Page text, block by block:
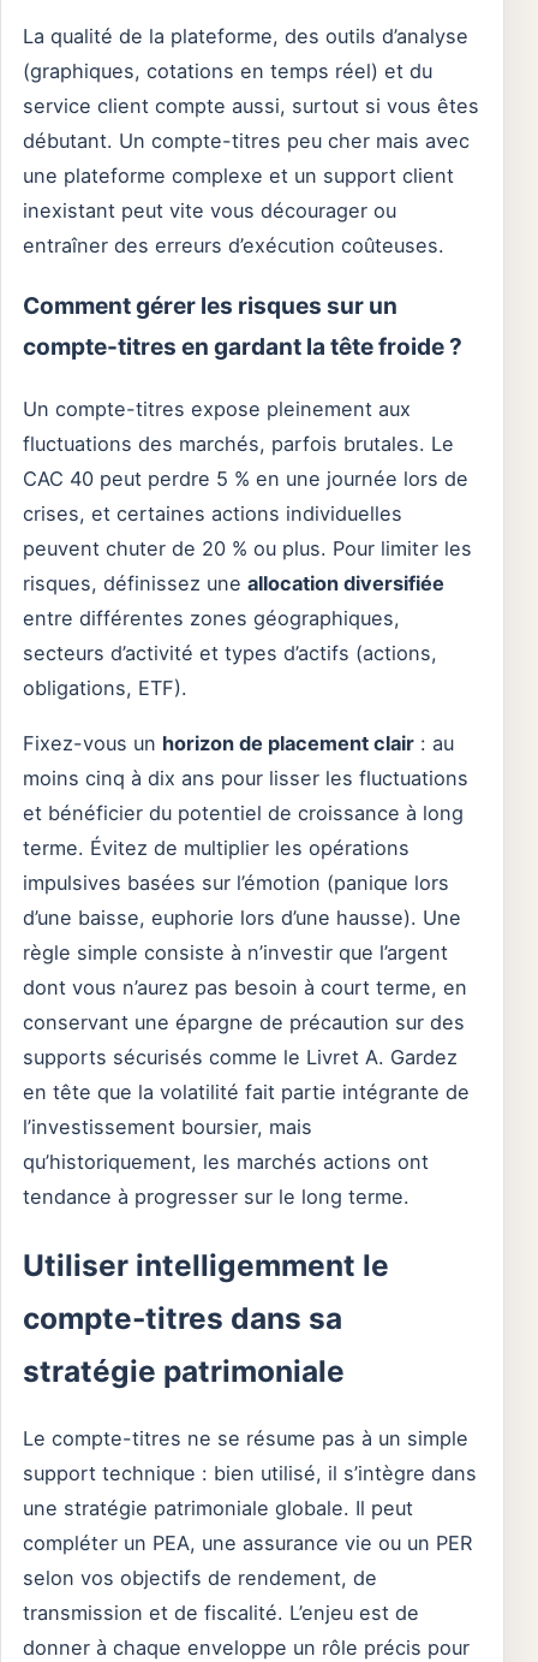
La qualité de la plateforme, des outils d’analyse
(graphiques, cotations en temps réel) et du
service client compte aussi, surtout si vous êtes
débutant. Un compte-titres peu cher mais avec
une plateforme complexe et un support client
inexistant peut vite vous décourager ou
entraîner des erreurs d’exécution coûteuses.
Comment gérer les risques sur un
compte-titres en gardant la tête froide ?
Un compte-titres expose pleinement aux
fluctuations des marchés, parfois brutales. Le
CAC 40 peut perdre 5 % en une journée lors de
crises, et certaines actions individuelles
peuvent chuter de 20 % ou plus. Pour limiter les
risques, définissez une allocation diversifiée
entre différentes zones géographiques,
secteurs d’activité et types d’actifs (actions,
obligations, ETF).
Fixez-vous un horizon de placement clair : au
moins cinq à dix ans pour lisser les fluctuations
et bénéficier du potentiel de croissance à long
terme. Évitez de multiplier les opérations
impulsives basées sur l’émotion (panique lors
d’une baisse, euphorie lors d’une hausse). Une
règle simple consiste à n’investir que l’argent
dont vous n’aurez pas besoin à court terme, en
conservant une épargne de précaution sur des
supports sécurisés comme le Livret A. Gardez
en tête que la volatilité fait partie intégrante de
l’investissement boursier, mais
qu’historiquement, les marchés actions ont
tendance à progresser sur le long terme.
Utiliser intelligemment le
compte-titres dans sa
stratégie patrimoniale
Le compte-titres ne se résume pas à un simple
support technique : bien utilisé, il s’intègre dans
une stratégie patrimoniale globale. Il peut
compléter un PEA, une assurance vie ou un PER
selon vos objectifs de rendement, de
transmission et de fiscalité. L’enjeu est de
donner à chaque enveloppe un rôle précis pour